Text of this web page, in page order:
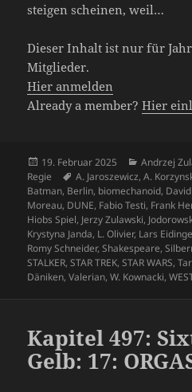
steigen scheinen, weil…
Dieser Inhalt ist nur für
Mitglieder.
Hier anmelden
Already a member?Hier
Veröffentlicht
am
19. Februar 2025 Kategorien
Andrzej
Regie
Schlagwörter
A. Jaroszewicz,A.
Batman, Berlin, biomechanoid,
Moreau, DUNE, Fabio Testi, Frank
Hiobs Spiel, Jerzy Zulawski,
Krystyna Janda, L. Olivier, Lars
Romy Schneider,Shakespeare,
STALKER,STAR TREK,STAR WARS,
Däniken,Valerian,W. Kownacki,
Kapitel 497:
Gelb: 17: